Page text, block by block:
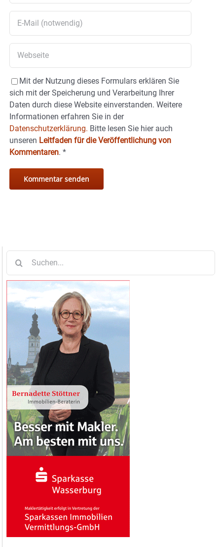
Mit der Nutzung dieses Formulars erklären Sie
sich mit der Speicherung und Verarbeitung Ihrer
Daten durch diese Website einverstanden. Weitere
Informationen erfahren Sie in der
Datenschutzerklärung. Bitte lesen Sie hier auch
unseren Leitfaden für die Veröffentlichung von
Kommentaren. *
nach: